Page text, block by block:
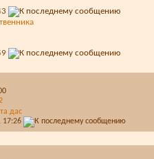
дас
17:26